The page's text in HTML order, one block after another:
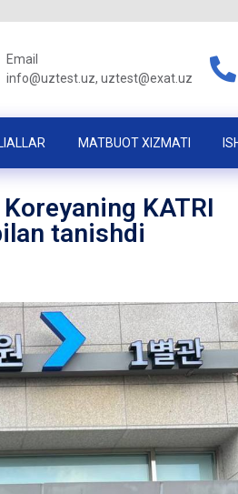
Email
info@uztest.uz, uztest@exat.uz
MATBUOT XIZMATI
KATRI
tanishdi